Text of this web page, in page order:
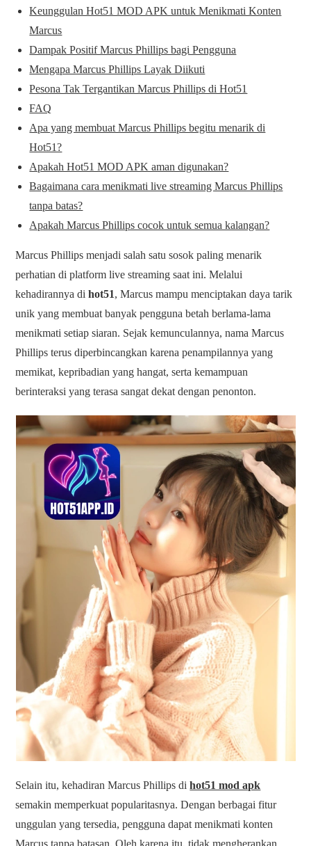
Keunggulan Hot51 MOD APK untuk Menikmati Konten
Marcus
Dampak Positif Marcus Phillips bagi Pengguna
Mengapa Marcus Phillips Layak Diikuti
Pesona Tak Tergantikan Marcus Phillips di Hot51
FAQ
Apa yang membuat Marcus Phillips begitu menarik di
Hot51?
Apakah Hot51 MOD APK aman digunakan?
Bagaimana cara menikmati live streaming Marcus Phillips
tanpa batas?
Apakah Marcus Phillips cocok untuk semua kalangan?
Marcus Phillips menjadi salah satu sosok paling menarik
perhatian di platform live streaming saat ini. Melalui
kehadirannya dihot51, Marcus mampu menciptakan daya tarik
unik yang membuat banyak pengguna betah berlama-lama
menikmati setiap siaran. Sejak kemunculannya, nama Marcus
Phillips terus diperbincangkan karena penampilannya yang
memikat, kepribadian yang hangat, serta kemampuan
berinteraksi yang terasa sangat dekat dengan penonton.
Selain itu, kehadiran Marcus Phillips dihot51 mod apk
semakin memperkuat popularitasnya. Dengan berbagai fitur
unggulan yang tersedia, pengguna dapat menikmati konten
Marcus tanpa batasan. Oleh karena itu, tidak mengherankan